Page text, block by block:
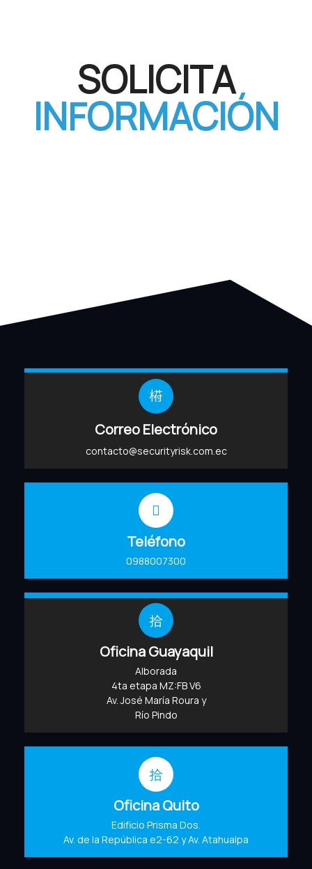
SOLICITA
INFORMACIÓN
Correo Electrónico
contacto@securityrisk.com.ec
Teléfono
0988007300
Oficina Guayaquil
Alborada
4ta etapa MZ:FB V6
Av. José María Roura y
Río Pindo
Oficina Quito
Edificio Prisma Dos.
Av. de la República e2-62 y Av. Atahualpa